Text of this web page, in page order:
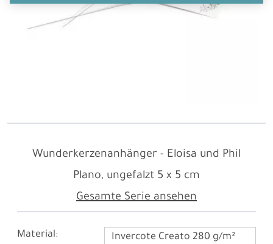
Wunderkerzenanhänger - Eloisa und Phil
Gesamte Serie ansehen
Plano, ungefalzt 5 x 5 cm
Material: Invercote Creato 280 g/m²